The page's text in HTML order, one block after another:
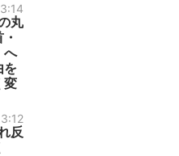
丸
へ
を
変
反